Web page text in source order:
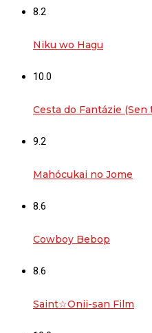
8.2
Niku wo Hagu
10.0
Cesta do Fantázie
9.2
Mahócukai no Jome
8.6
Cowboy Bebop
8.6
Saint☆Onii-san Film